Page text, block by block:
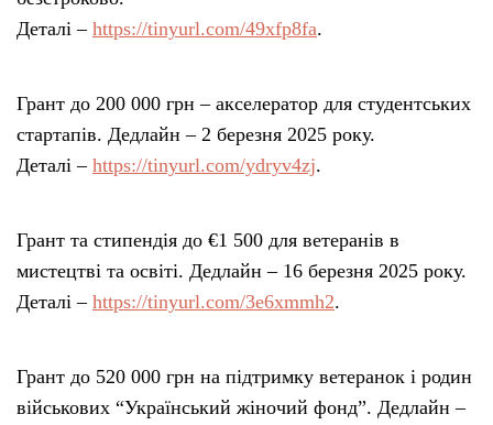
Деталі – https://tinyurl.com/49xfp8fa.
Грант до 200 000 грн – акселератор для студентських
стартапів. Дедлайн – 2 березня 2025 року.
Деталі – https://tinyurl.com/ydryv4zj.
Грант та стипендія до €1 500 для ветеранів в
мистецтві та освіті. Дедлайн – 16 березня 2025 року.
Деталі – https://tinyurl.com/3e6xmmh2.
Грант до 520 000 грн на підтримку ветеранок і родин
військових “Український жіночий фонд”. Дедлайн –